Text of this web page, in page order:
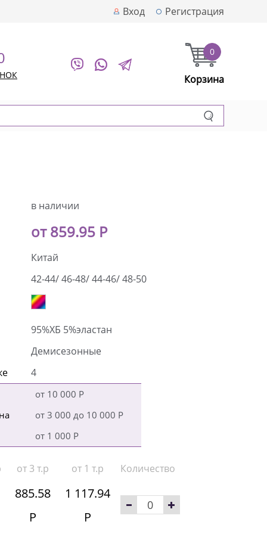
Вход Регистрация
0
Корзина
в наличии
от 859.95 Р
Китай
42-44/ 46-48/ 44-46/ 48-50
95%ХБ 5%эластан
Демисезонные
4
от 10 000 Р
от 3 000 до 10 000 Р
от 1 000 Р
от 3 т.р от 1 т.р Количество
885.58
Р
1 117.94
Р